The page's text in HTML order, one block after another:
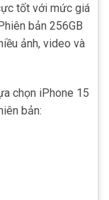
tốt với mức giá
bản 256GB
ảnh, video và
chọn iPhone 15
bản: